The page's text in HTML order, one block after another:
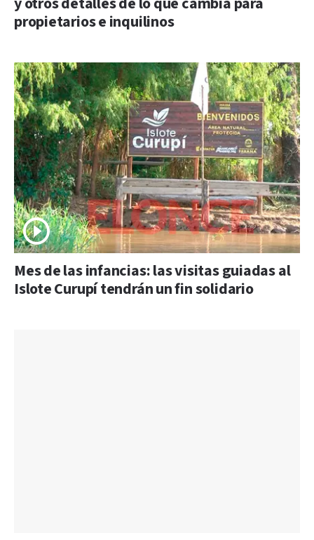
propietarios e inquilinos
Mes de las infancias: las visitas guiadas al
Islote Curupí tendrán un fin solidario